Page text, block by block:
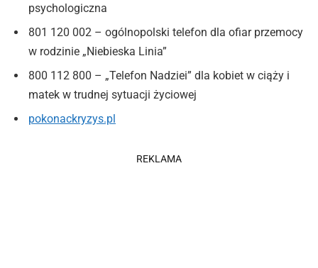
psychologiczna
801 120 002 – ogólnopolski telefon dla ofiar przemocy
w rodzinie „Niebieska Linia”
800 112 800 – „Telefon Nadziei” dla kobiet w ciąży i
matek w trudnej sytuacji życiowej
pokonackryzys.pl
REKLAMA